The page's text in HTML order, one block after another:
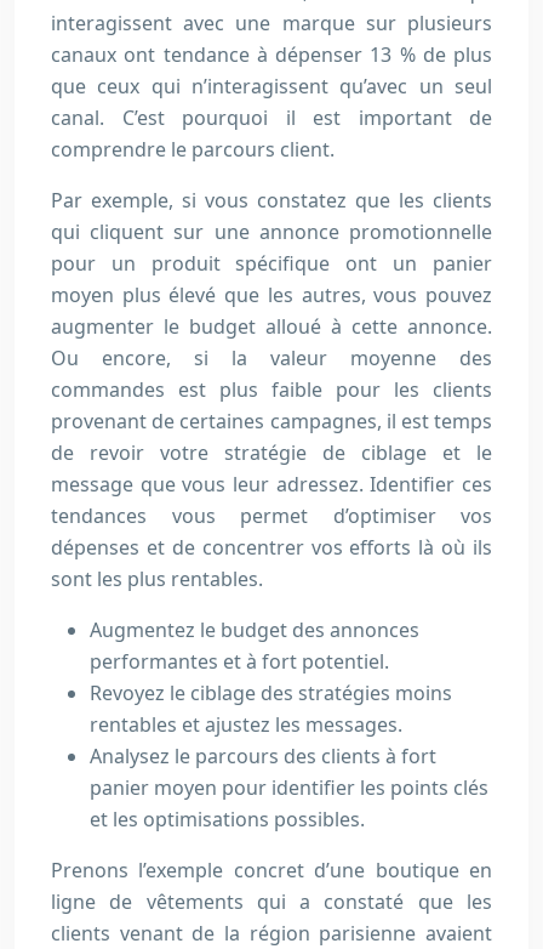
interagissent avec une marque sur plusieurs
canaux ont tendance à dépenser 13 % de plus
que ceux qui n’interagissent qu’avec un seul
canal. C’est pourquoi il est important de
comprendre le parcours client.
Par exemple, si vous constatez que les clients
qui cliquent sur une annonce promotionnelle
pour un produit spécifique ont un panier
moyen plus élevé que les autres, vous pouvez
augmenter le budget alloué à cette annonce.
Ou encore, si la valeur moyenne des
commandes est plus faible pour les clients
provenant de certaines campagnes, il est temps
de revoir votre stratégie de ciblage et le
message que vous leur adressez. Identifier ces
tendances vous permet d’optimiser vos
dépenses et de concentrer vos efforts là où ils
sont les plus rentables.
Augmentez le budget des annonces
performantes et à fort potentiel.
Revoyez le ciblage des stratégies moins
rentables et ajustez les messages.
Analysez le parcours des clients à fort
panier moyen pour identifier les points clés
et les optimisations possibles.
Prenons l’exemple concret d’une boutique en
ligne de vêtements qui a constaté que les
clients venant de la région parisienne avaient